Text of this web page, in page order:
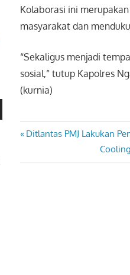
Kolaborasi ini
masyarakat dan
“Sekaligus menjadi
sosial,” tutup Kapolres
(kurnia)
Navigasi
pos
Previous
Ditlantas PMJ Lakukan
Next
Post: